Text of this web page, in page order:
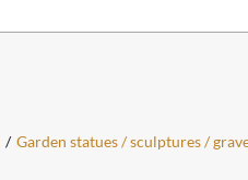
/ Garden statues / sculptures /